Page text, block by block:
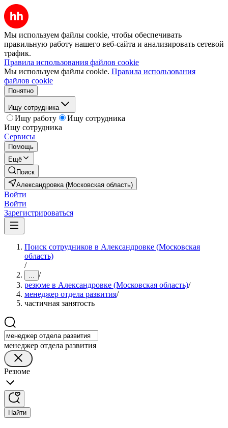
Мы используем файлы cookie, чтобы обеспечивать
правильную работу нашего веб-сайта и анализировать сетевой
трафик.
Правила использования файлов cookie
Мы используем файлы cookie. Правила использования
файлов cookie
Понятно
Ищу сотрудника
Ищу работу
Ищу сотрудника
Ищу сотрудника
Сервисы
Помощь
Ещё
Поиск
Александровка (Московская область)
Войти
Войти
Зарегистрироваться
Поиск сотрудников в Александровке (Московская
область)
/
... /
резюме в Александровке (Московская область)/
менеджер отдела развития/
частичная занятость
менеджер отдела развития
Резюме
Найти